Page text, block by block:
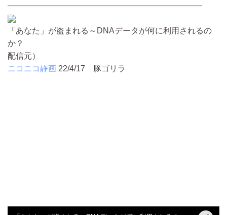
————————————————————————
「あなた」が盗まれる～DNAデータが何に利用されるの
か？
配信元）
ニコニコ静画 22/4/17 豚ゴリラ